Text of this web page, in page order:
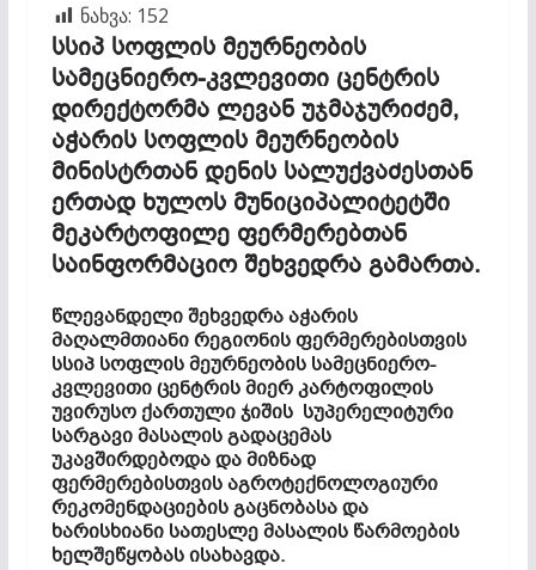
ნახვა: 152
სსიპ სოფლის მეურნეობის
სამეცნიერო-კვლევითი ცენტრის
დირექტორმა ლევან უჯმაჯურიძემ,
აჭარის სოფლის მეურნეობის
მინისტრთან დენის სალუქვაძესთან
ერთად ხულოს მუნიციპალიტეტში
მეკარტოფილე ფერმერებთან
საინფორმაციო შეხვედრა გამართა.
წლევანდელი შეხვედრა აჭარის
მაღალმთიანი რეგიონის ფერმერებისთვის
სსიპ სოფლის მეურნეობის სამეცნიერო-
კვლევითი ცენტრის მიერ კარტოფილის
უვირუსო ქართული ჯიშის სუპერელიტური
სარგავი მასალის გადაცემას
უკავშირდებოდა და მიზნად
ფერმერებისთვის აგროტექნოლოგიური
რეკომენდაციების გაცნობასა და
ხარისხიანი სათესლე მასალის წარმოების
ხელშეწყობას ისახავდა.